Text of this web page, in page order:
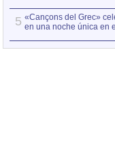
5 «Cançons del Grec»
en una noche única en